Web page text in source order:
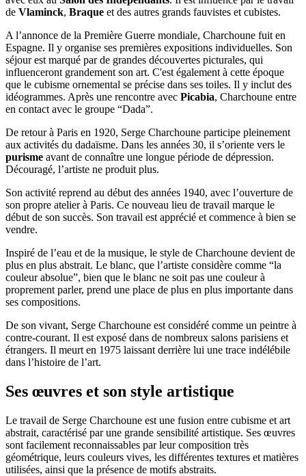
de Vlaminck, Braque et des autres grands fauvistes et cubistes.
A l’annonce de la Première Guerre mondiale, Charchoune fuit en
Espagne. Il y organise ses premières expositions individuelles. Son
séjour est marqué par de grandes découvertes picturales, qui
influenceront grandement son art. C'est également à cette époque
que le cubisme ornemental se précise dans ses toiles. Il y inclut des
idéogrammes. Après une rencontre avec Picabia, Charchoune entre
en contact avec le groupe “Dada”.
De retour à Paris en 1920, Serge Charchoune participe pleinement
aux activités du dadaïsme. Dans les années 30, il s’oriente vers le
purisme avant de connaître une longue période de dépression.
Découragé, l’artiste ne produit plus.
Son activité reprend au début des années 1940, avec l’ouverture de
son propre atelier à Paris. Ce nouveau lieu de travail marque le
début de son succès. Son travail est apprécié et commence à bien se
vendre.
Inspiré de l’eau et de la musique, le style de Charchoune devient de
plus en plus abstrait. Le blanc, que l’artiste considère comme “la
couleur absolue”, bien que le blanc ne soit pas une couleur à
proprement parler, prend une place de plus en plus importante dans
ses compositions.
De son vivant, Serge Charchoune est considéré comme un peintre à
contre-courant. Il est exposé dans de nombreux salons parisiens et
étrangers. Il meurt en 1975 laissant derrière lui une trace indélébile
dans l’histoire de l’art.
Ses œuvres et son style artistique
Le travail de Serge Charchoune est une fusion entre cubisme et art
abstrait, caractérisé par une grande sensibilité artistique. Ses œuvres
sont facilement reconnaissables par leur composition très
géométrique, leurs couleurs vives, les différentes textures et matières
utilisées, ainsi que la présence de motifs abstraits.